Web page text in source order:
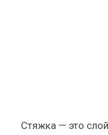
Стяжка — это